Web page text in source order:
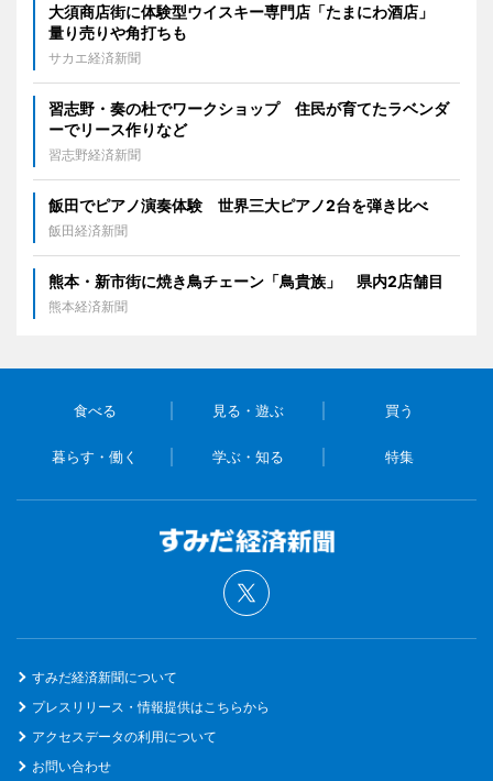
大須商店街に体験型ウイスキー専門店「たまにわ酒店」
量り売りや角打ちも
サカエ経済新聞
習志野・奏の杜でワークショップ 住民が育てたラベンダ
ーでリース作りなど
習志野経済新聞
飯田でピアノ演奏体験 世界三大ピアノ2台を弾き比べ
飯田経済新聞
熊本・新市街に焼き鳥チェーン「鳥貴族」 県内2店舗目
熊本経済新聞
食べる 見る・遊ぶ 買う
暮らす・働く 学ぶ・知る 特集
すみだ経済新聞について
プレスリリース・情報提供はこちらから
アクセスデータの利用について
お問い合わせ